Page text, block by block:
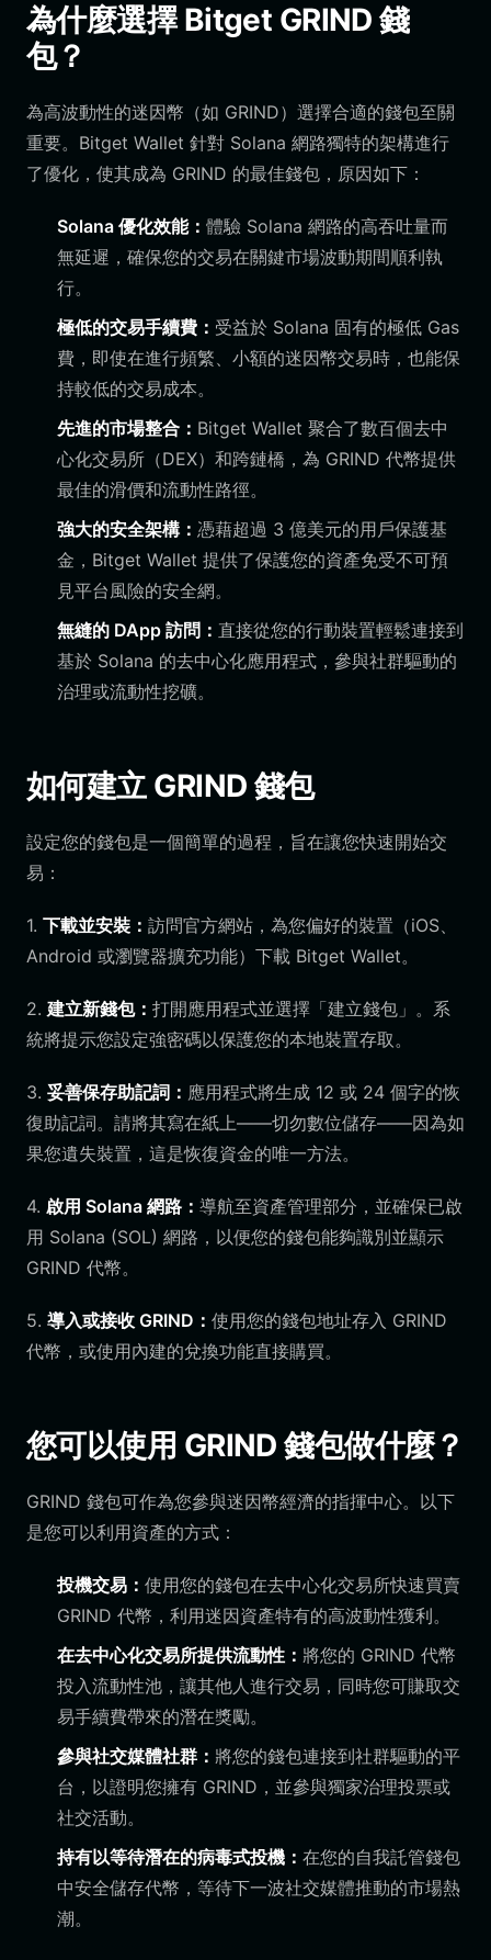
為什麼選擇 Bitget GRIND 錢
包？
為高波動性的迷因幣（如 GRIND）選擇合適的錢包至關
重要。Bitget Wallet 針對 Solana 網路獨特的架構進行
了優化，使其成為 GRIND 的最佳錢包，原因如下：
Solana 優化效能： 體驗 Solana 網路的高吞吐量而
無延遲，確保您的交易在關鍵市場波動期間順利執
行。
極低的交易手續費： 受益於 Solana 固有的極低 Gas
費，即使在進行頻繁、小額的迷因幣交易時，也能保
持較低的交易成本。
先進的市場整合： Bitget Wallet 聚合了數百個去中
心化交易所（DEX）和跨鏈橋，為 GRIND 代幣提供
最佳的滑價和流動性路徑。
強大的安全架構： 憑藉超過 3 億美元的用戶保護基
金，Bitget Wallet 提供了保護您的資產免受不可預
見平台風險的安全網。
無縫的 DApp 訪問： 直接從您的行動裝置輕鬆連接到
基於 Solana 的去中心化應用程式，參與社群驅動的
治理或流動性挖礦。
如何建立 GRIND 錢包
設定您的錢包是一個簡單的過程，旨在讓您快速開始交
易：
1. 下載並安裝： 訪問官方網站，為您偏好的裝置（iOS、
Android 或瀏覽器擴充功能）下載 Bitget Wallet。
2. 建立新錢包： 打開應用程式並選擇「建立錢包」。系
統將提示您設定強密碼以保護您的本地裝置存取。
3. 妥善保存助記詞： 應用程式將生成 12 或 24 個字的恢
復助記詞。請將其寫在紙上——切勿數位儲存——因為如
果您遺失裝置，這是恢復資金的唯一方法。
4. 啟用 Solana 網路： 導航至資產管理部分，並確保已啟
用 Solana (SOL) 網路，以便您的錢包能夠識別並顯示
GRIND 代幣。
5. 導入或接收 GRIND： 使用您的錢包地址存入 GRIND
代幣，或使用內建的兌換功能直接購買。
您可以使用 GRIND 錢包做什麼？
GRIND 錢包可作為您參與迷因幣經濟的指揮中心。以下
是您可以利用資產的方式：
投機交易： 使用您的錢包在去中心化交易所快速買賣
GRIND 代幣，利用迷因資產特有的高波動性獲利。
在去中心化交易所提供流動性： 將您的 GRIND 代幣
投入流動性池，讓其他人進行交易，同時您可賺取交
易手續費帶來的潛在獎勵。
參與社交媒體社群： 將您的錢包連接到社群驅動的平
台，以證明您擁有 GRIND，並參與獨家治理投票或
社交活動。
持有以等待潛在的病毒式投機： 在您的自我託管錢包
中安全儲存代幣，等待下一波社交媒體推動的市場熱
潮。